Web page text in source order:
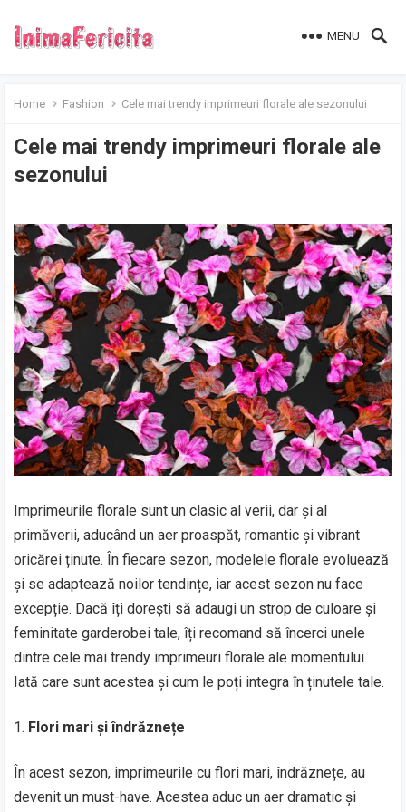
MENU
Home Fashion Cele mai trendy imprimeuri florale ale sezonului
Cele mai trendy imprimeuri florale ale
sezonului
Imprimeurile florale sunt un clasic al verii, dar și al
primăverii, aducând un aer proaspăt, romantic și vibrant
oricărei ținute. În fiecare sezon, modelele florale evoluează
și se adaptează noilor tendințe, iar acest sezon nu face
excepție. Dacă îți dorești să adaugi un strop de culoare și
feminitate garderobei tale, îți recomand să încerci unele
dintre cele mai trendy imprimeuri florale ale momentului.
Iată care sunt acestea și cum le poți integra în ținutele tale.
Flori mari și îndrăznețe
În acest sezon, imprimeurile cu flori mari, îndrăznețe, au
devenit un must-have. Acestea aduc un aer dramatic și